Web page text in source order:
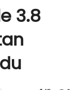
3.8